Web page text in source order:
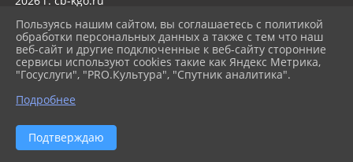
Карта сайта
Политика обработки персональных данных
Сделано на KubCMS
Разработка и поддержка
Пользуясь нашим сайтом, вы соглашаетесь с политикой
обработки персональных данных а также с тем что наш
веб-сайт и другие подключенные к веб-сайту сторонние
сервисы используют cookies такие как Яндекс Метрика,
"Госуслуги", "PRO.Культура", "Спутник аналитика".
Подробнее
Подтверждаю